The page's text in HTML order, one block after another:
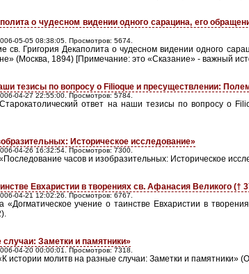
о чудесном видении одного сарацина, его
05-05 08:38:05. Просмотров: 5674.
Григория Декаполита о чудесном видении одного
(Москва, 1894) [Примечание: это «Сказание» - важный
тезисы по вопросу о Filioque и пресуществлении:
04-27 22:55:00. Просмотров: 5784.
ответ на наши тезисы по вопросу о
Историческое исследование»
04-26 16:32:54. Просмотров: 7300.
часов и изобразительных: Историческое
Евхаристии в творениях св. Афанасия Великого (†
04-21 12:02:26. Просмотров: 6767.
учение о таинстве Евхаристии в
Заметки и памятники»
04-20 00:00:01. Просмотров: 7318.
молитв на разные случаи: Заметки и памятники»